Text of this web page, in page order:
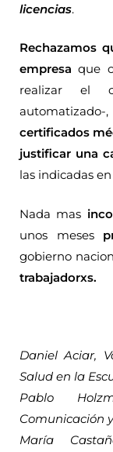
licencias.
Rechazamos
empresa que
realizar el
certificados
justificar una
las indicadas
Nada mas
unos meses
gobierno
trabajadorxs.
Daniel Aciar,
Salud en la
Pablo
Comunicación
María